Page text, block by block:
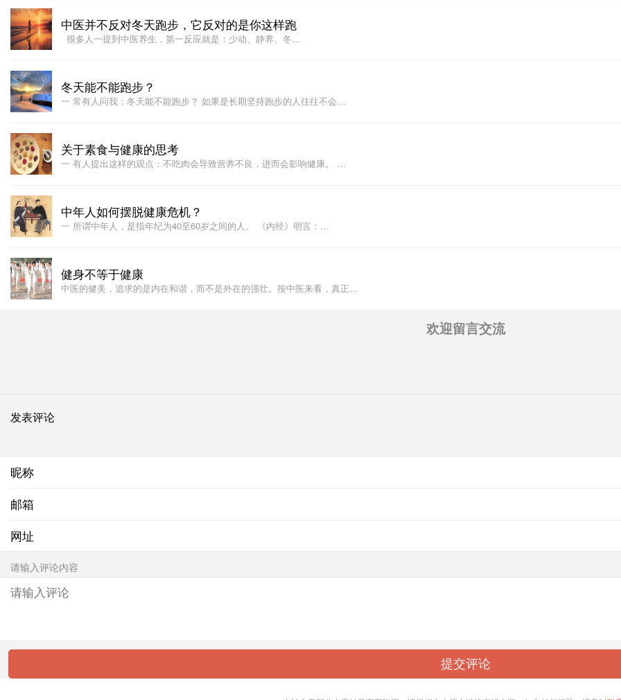
中医并不反对冬天跑步，它反对的是你这样跑
很多人一提到中医养生，第一反应就是：少动、静养、冬…
冬天能不能跑步？
一 常有人问我：冬天能不能跑步？ 如果是长期坚持跑步的人往往不会…
关于素食与健康的思考
一 有人提出这样的观点：不吃肉会导致营养不良，进而会影响健康。 …
中年人如何摆脱健康危机？
一 所谓中年人，是指年纪为40至60岁之间的人。 《内经》明言：…
健身不等于健康
中医的健美，追求的是内在和谐，而不是外在的强壮。按中医来看，真正…
欢迎留言交流
发表评论
昵称
邮箱
网址
请输入评论内容